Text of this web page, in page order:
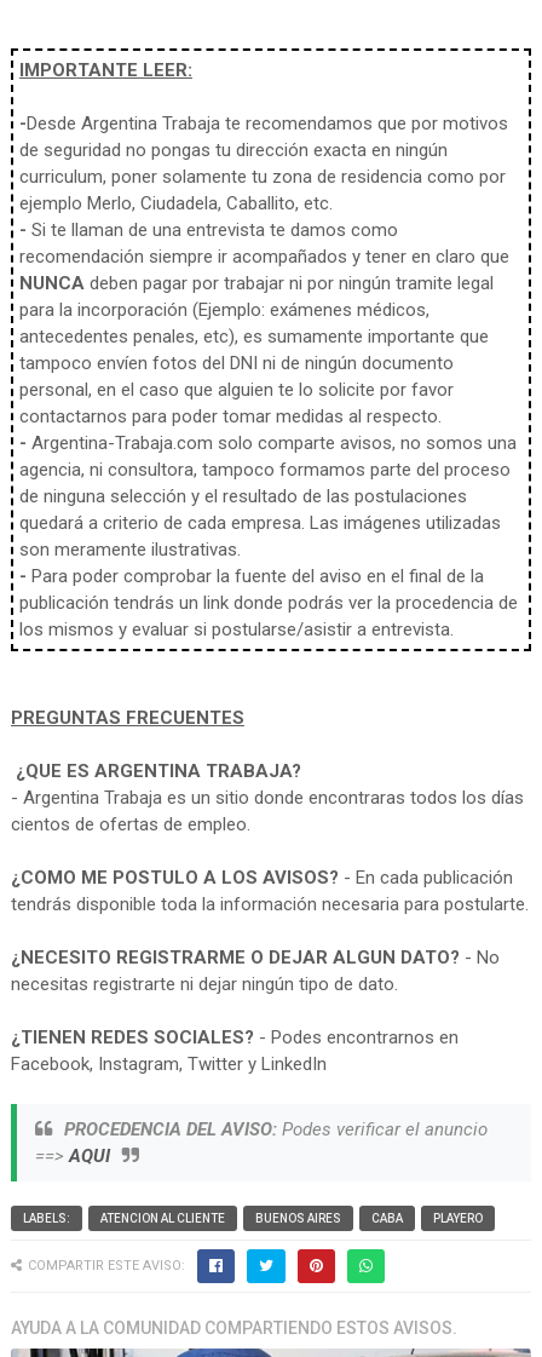
IMPORTANTE LEER:
-Desde Argentina Trabaja te recomendamos que por motivos
de seguridad no pongas tu dirección exacta en ningún
curriculum, poner solamente tu zona de residencia como por
ejemplo Merlo, Ciudadela, Caballito, etc.
- Si te llaman de una entrevista te damos como
recomendación siempre ir acompañados y tener en claro que
NUNCAdeben pagar por trabajar ni por ningún tramite legal
para la incorporación (Ejemplo: exámenes médicos,
antecedentes penales, etc), es sumamente importante que
tampoco envíen fotos del DNI ni de ningún documento
personal, en el caso que alguien te lo solicite por favor
contactarnos para poder tomar medidas al respecto.
- Argentina-Trabaja.com solo comparte avisos, no somos una
agencia, ni consultora, tampoco formamos parte del proceso
de ninguna selección y el resultado de las postulaciones
quedará a criterio de cada empresa. Las imágenes utilizadas
son meramente ilustrativas.
- Para poder comprobar la fuente del aviso en el final de la
publicación tendrás un link donde podrás ver la procedencia de
los mismos y evaluar si postularse/asistir a entrevista.
PREGUNTAS FRECUENTES
¿QUE ES ARGENTINA TRABAJA?
- Argentina Trabaja es un sitio donde encontraras todos los días
cientos de ofertas de empleo.
¿COMO ME POSTULO A LOS AVISOS? - En cada publicación
tendrás disponible toda la información necesaria para postularte.
¿NECESITO REGISTRARME O DEJAR ALGUN DATO? - No
necesitas registrarte ni dejar ningún tipo de dato.
¿TIENEN REDES SOCIALES? - Podes encontrarnos en
Facebook, Instagram, Twitter y LinkedIn
PROCEDENCIA DEL AVISO:Podes verificar el anuncio
==>AQUI
LABELS: ATENCION AL CLIENTE BUENOS AIRES CABA PLAYERO
COMPARTIR ESTE AVISO:
AYUDA A LA COMUNIDAD COMPARTIENDO ESTOS AVISOS.